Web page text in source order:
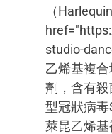
（
studio-
乙烯基複
劑，含有
型冠狀病毒
萊昆乙烯